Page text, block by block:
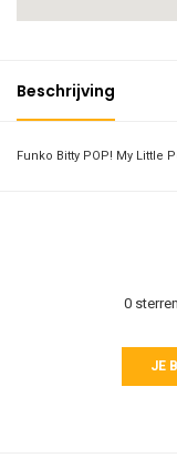
Beschrijving
Funko Bitty POP! My Little
0
JE